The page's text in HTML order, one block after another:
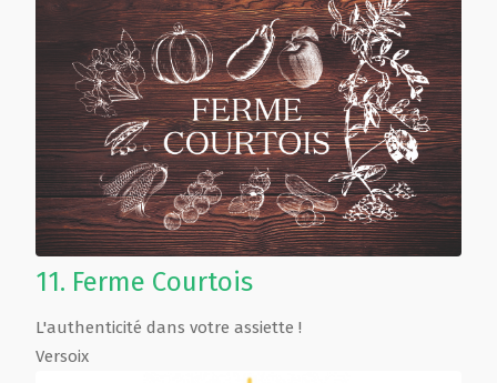
11. Ferme Courtois
L'authenticité dans votre assiette !
Versoix